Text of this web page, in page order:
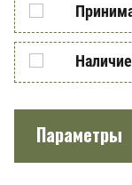
Параметры